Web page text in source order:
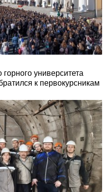
горного университета
к первокурсникам